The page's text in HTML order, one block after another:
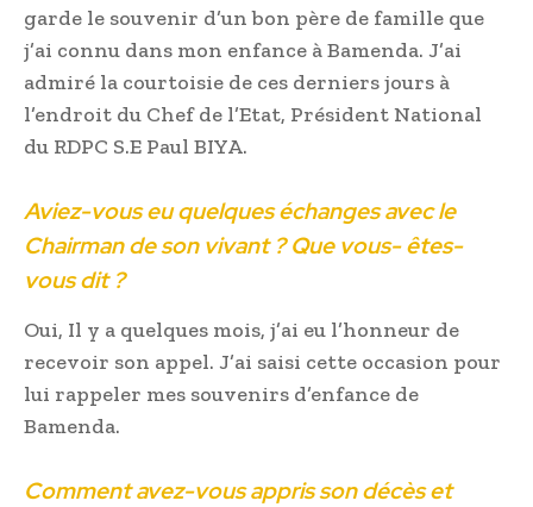
garde le souvenir d’un bon père de famille que
j’ai connu dans mon enfance à Bamenda. J’ai
admiré la courtoisie de ces derniers jours à
l’endroit du Chef de l’Etat, Président National
du RDPC S.E Paul BIYA.
Aviez-vous eu quelques échanges avec le
Chairman de son vivant ? Que vous- êtes-
vous dit ?
Oui, Il y a quelques mois, j’ai eu l’honneur de
recevoir son appel. J’ai saisi cette occasion pour
lui rappeler mes souvenirs d’enfance de
Bamenda.
Comment avez-vous appris son décès et